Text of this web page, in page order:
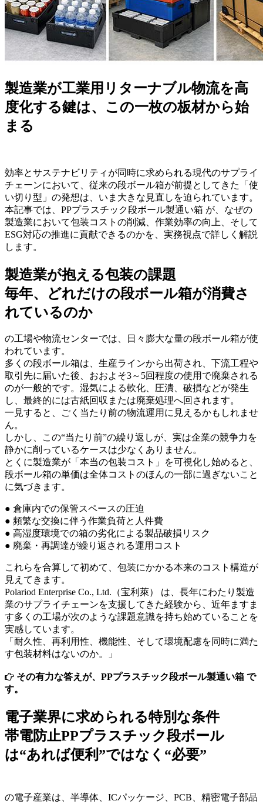
製造業が工業用リターナブル物流を高
度化する鍵は、この一枚の板材から始
まる
効率とサステナビリティが同時に求められる現代のサプライ
チェーンにおいて、従来の段ボール箱が前提としてきた「使
い切り型」の発想は、いま大きな見直しを迫られています。
本記事では、PPプラスチック段ボール製通い箱 が、なぜの
製造業において包装コストの削減、作業効率の向上、そして
ESG対応の推進に貢献できるのかを、実務視点で詳しく解説
します。
製造業が抱える包装の課題
毎年、どれだけの段ボール箱が消費さ
れているのか
の工場や物流センターでは、日々膨大な量の段ボール箱が使
われています。
多くの段ボール箱は、生産ラインから出荷され、下流工程や
取引先に届いた後、おおよそ3～5回程度の使用で廃棄される
のが一般的です。湿気による軟化、圧潰、破損などが発生
し、最終的には古紙回収または廃棄処理へ回されます。
一見すると、ごく当たり前の物流運用に見えるかもしれませ
ん。
しかし、この“当たり前”の繰り返しが、実は企業の競争力を
静かに削っているケースは少なくありません。
とくに製造業が「本当の包装コスト」を可視化し始めると、
段ボール箱の単価は全体コストのほんの一部に過ぎないこと
に気づきます。
● 倉庫内での保管スペースの圧迫
● 頻繁な交換に伴う作業負荷と人件費
● 高湿度環境での箱の劣化による製品破損リスク
● 廃棄・再調達が繰り返される運用コスト
これらを合算して初めて、包装にかかる本来のコスト構造が
見えてきます。
Polariod Enterprise Co., Ltd.（宝利萊） は、長年にわたり製造
業のサプライチェーンを支援してきた経験から、近年ますま
す多くの工場が次のような課題意識を持ち始めていることを
実感しています。
「耐久性、再利用性、機能性、そして環境配慮を同時に満た
す包装材料はないのか。」
その有力な答えが、PPプラスチック段ボール製通い箱 で
す。
電子業界に求められる特別な条件
帯電防止PPプラスチック段ボール
は“あれば便利”ではなく“必要”
の電子産業は、半導体、ICパッケージ、PCB、精密電子部品